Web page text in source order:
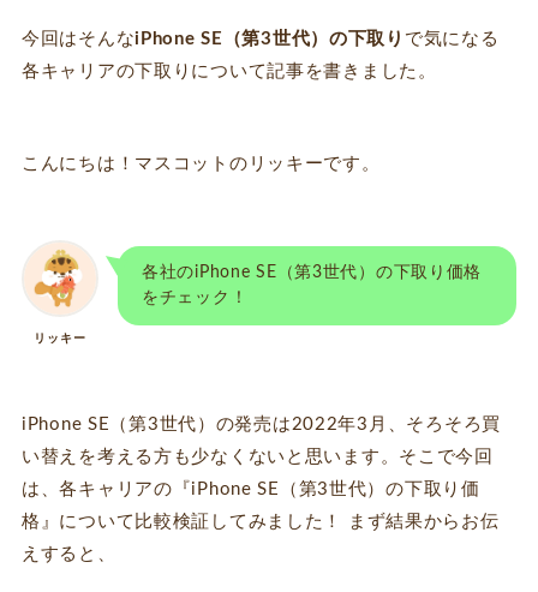
今回はそんなiPhone SE（第3世代）の下取り で気になる
各キャリアの下取りについて記事を書きました。
こんにちは！マスコットのリッキーです。
リッキー
各社のiPhone SE（第3世代）の下取り価格
をチェック！
iPhone SE（第3世代）の発売は2022年3月、そろそろ買
い替えを考える方も少なくないと思います。そこで今回
は、各キャリアの『iPhone SE（第3世代）の下取り価
格』について比較検証してみました！ まず結果からお伝
えすると、